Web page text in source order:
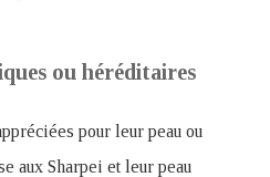
ou héréditaires
pour leur peau ou
aux Sharpei et leur peau